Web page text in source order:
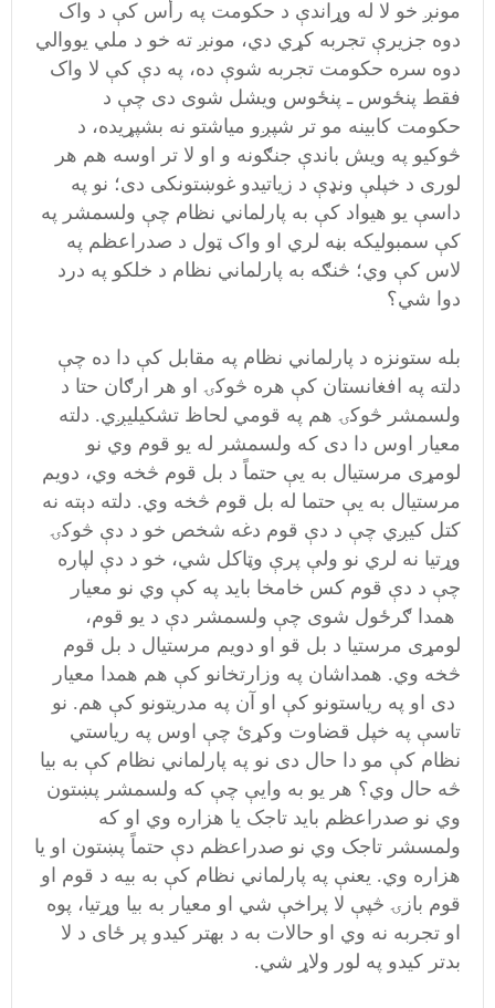
مونږ خو لا له وړاندې د حکومت په رأس کې د واک
دوه جزيرې تجربه کړي دي، مونږ ته خو د ملي يووالي
دوه سره حکومت تجربه شوې ده، په دې کې لا واک
فقط پنځوس ـ پنځوس ويشل شوی دی چې د
حکومت کابينه مو تر شپږو مياشتو نه بشپړيده، د
څوکيو په ويش باندې جنګونه و او لا تر اوسه هم هر
لوری د خپلې ونډې د زياتيدو غوښتونکی دی؛ نو په
داسې يو هيواد کې به پارلماني نظام چې ولسمشر په
کې سمبوليکه بڼه لري او واک ټول د صدراعظم په
لاس کې وي؛ څنګه به پارلماني نظام د خلکو په درد
دوا شي؟
بله ستونزه د پارلماني نظام په مقابل کې دا ده چې
دلته په افغانستان کې هره څوکۍ او هر ارګان حتا د
ولسمشر څوکۍ هم په قومي لحاظ تشکيليږي. دلته
معيار اوس دا دی که ولسمشر له يو قوم وي نو
لومړی مرستيال به يې حتماً د بل قوم څخه وي، دويم
مرستيال به يې حتما له بل قوم څخه وي. دلته دېته نه
کتل کيږي چې د دې قوم دغه شخص خو د دې څوکۍ
وړتيا نه لري نو ولې پرې وټاکل شي، خو د دې لپاره
چې د دې قوم کس خامخا بايد په کې وي نو معيار
همدا ګرځول شوی چې ولسمشر دې د يو قوم،
لومړی مرستيا د بل قو او دويم مرستيال د بل قوم
څخه وي. همداشان په وزارتخانو کې هم همدا معيار
دی او په رياستونو کې او آن په مدريتونو کې هم. نو
تاسې په خپل قضاوت وکړئ چې اوس په رياستي
نظام کې مو دا حال دی نو په پارلماني نظام کې به بيا
څه حال وي؟ هر يو به وايې چې که ولسمشر پښتون
وي نو صدراعظم بايد تاجک يا هزاره وي او که
ولمسشر تاجک وي نو صدراعظم دې حتماً پښتون او يا
هزاره وي. يعنې په پارلماني نظام کې به بيه د قوم او
قوم بازۍ څپې لا پراخې شي او معيار به بيا وړتيا، پوه
او تجربه نه وي او حالات به د بهتر کيدو پر ځای د لا
بدتر کيدو په لور ولاړ شي.